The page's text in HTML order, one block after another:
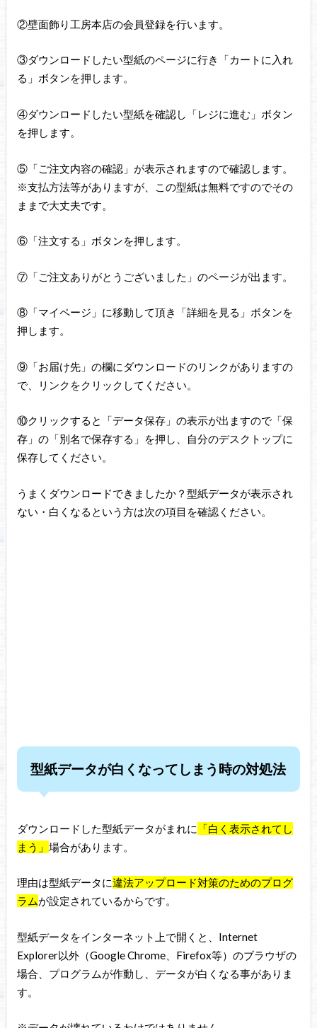
②壁面飾り工房本店の会員登録を行います。
③ダウンロードしたい型紙のページに行き「カートに入れ
る」ボタンを押します。
④ダウンロードしたい型紙を確認し「レジに進む」ボタン
を押します。
⑤「ご注文内容の確認」が表示されますので確認します。
※支払方法等がありますが、この型紙は無料ですのでその
ままで大丈夫です。
⑥「注文する」ボタンを押します。
⑦「ご注文ありがとうございました」のページが出ます。
⑧「マイページ」に移動して頂き「詳細を見る」ボタンを
押します。
⑨「お届け先」の欄にダウンロードのリンクがありますの
で、リンクをクリックしてください。
⑩クリックすると「データ保存」の表示が出ますので「保
存」の「別名で保存する」を押し、自分のデスクトップに
保存してください。
うまくダウンロードできましたか？型紙データが表示され
ない・白くなるという方は次の項目を確認ください。
型紙データが白くなってしまう時の対処法
ダウンロードした型紙データがまれに 「白く表示されてし
まう」 場合があります。
理由は型紙データに違法アップロード対策のためのプログ
ラムが設定されているからです。
型紙データをインターネット上で開くと、Internet
Explorer以外（Google Chrome、Firefox等）のブラウザの
場合、プログラムが作動し、データが白くなる事がありま
す。